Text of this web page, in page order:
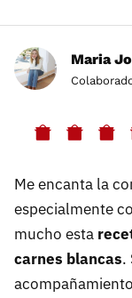
Maria
Me encanta la
especialmente
mucho esta
carnes blancas.